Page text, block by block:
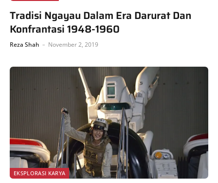
Tradisi Ngayau Dalam Era Darurat Dan
Konfrantasi 1948-1960
Reza Shah November 2, 2019
EKSPLORASI KARYA